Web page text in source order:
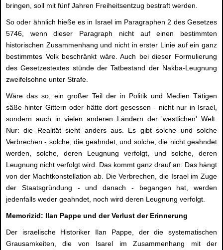
bringen, soll mit fünf Jahren Freiheitsentzug bestraft werden.
So oder ähnlich hieße es in Israel im Paragraphen 2 des Gesetzes
5746, wenn dieser Paragraph nicht auf einen bestimmten
historischen Zusammenhang und nicht in erster Linie auf ein ganz
bestimmtes Volk beschränkt wäre. Auch bei dieser Formulierung
des Gesetzestextes stünde der Tatbestand der Nakba-Leugnung
zweifelsohne unter Strafe.
Wäre das so, ein großer Teil der in Politik und Medien Tätigen
säße hinter Gittern oder hätte dort gesessen - nicht nur in Israel,
sondern auch in vielen anderen Ländern der 'westlichen' Welt.
Nur: die Realität sieht anders aus. Es gibt solche und solche
Verbrechen - solche, die geahndet, und solche, die nicht geahndet
werden, solche, deren Leugnung verfolgt, und solche, deren
Leugnung nicht verfolgt wird. Das kommt ganz drauf an. Das hängt
von der Machtkonstellation ab. Die Verbrechen, die Israel im Zuge
der Staatsgründung - und danach - begangen hat, werden
jedenfalls weder geahndet, noch wird deren Leugnung verfolgt.
Memorizid: Ilan Pappe und der Verlust der Erinnerung
Der israelische Historiker Ilan Pappe, der die systematischen
Grausamkeiten, die von Isarel im Zusammenhang mit der